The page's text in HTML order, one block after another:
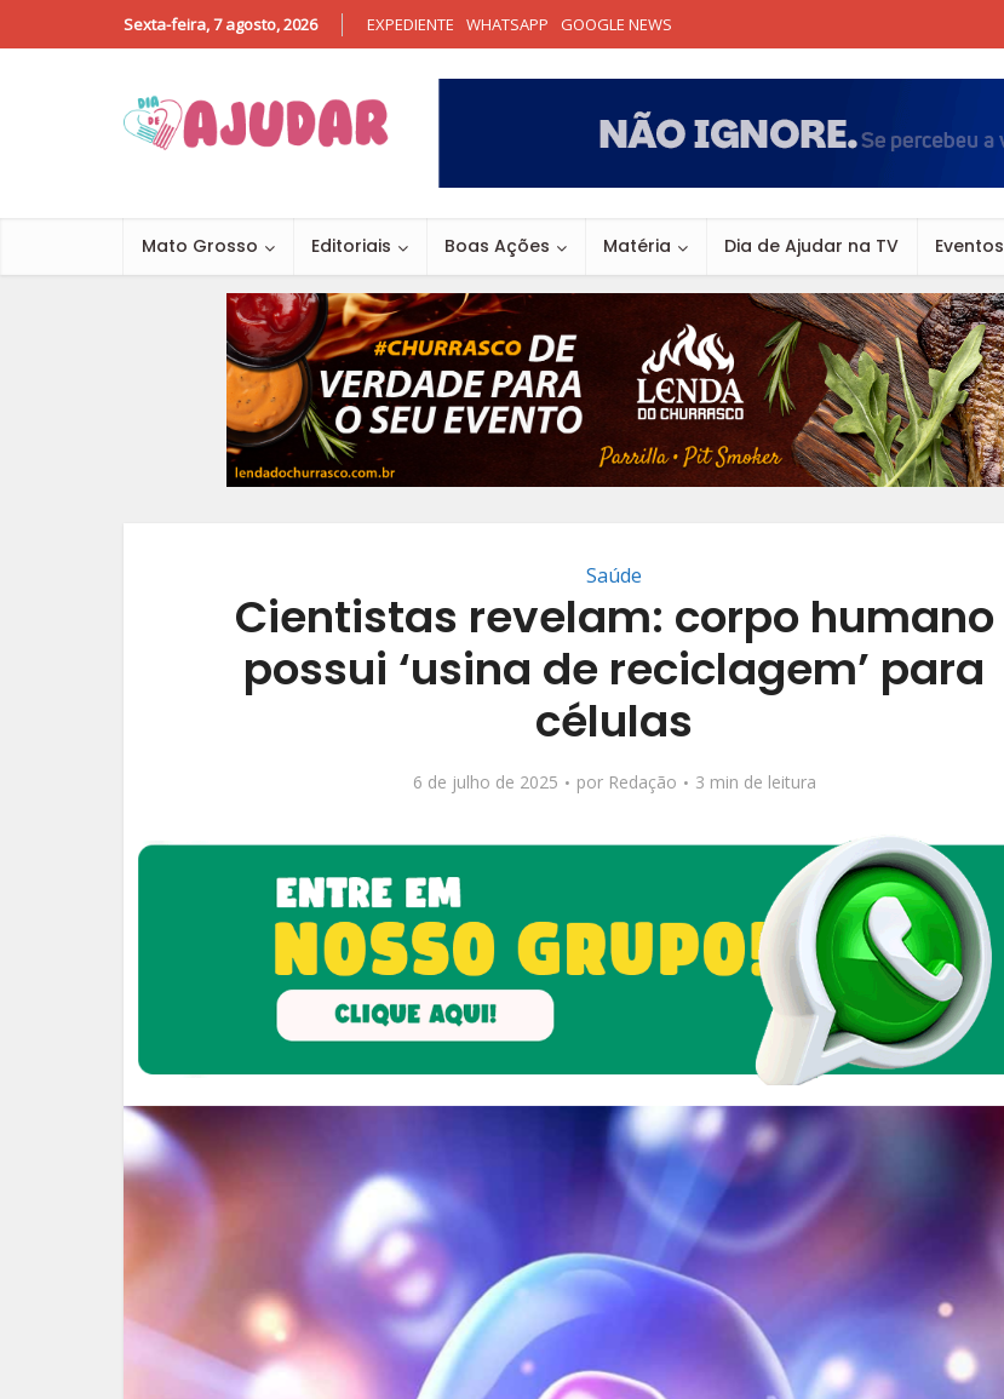
Sexta-feira, 7 agosto, 2026 EXPEDIENTE WHATSAPP GOOGLE NEWS
Mato Grosso Editoriais Boas Ações Matéria Dia de Ajudar na TV Eventos
Saúde
Cientistas revelam: corpo humano
possui ‘usina de reciclagem’ para
células
6 de julho de 2025 por Redação 3 min de leitura